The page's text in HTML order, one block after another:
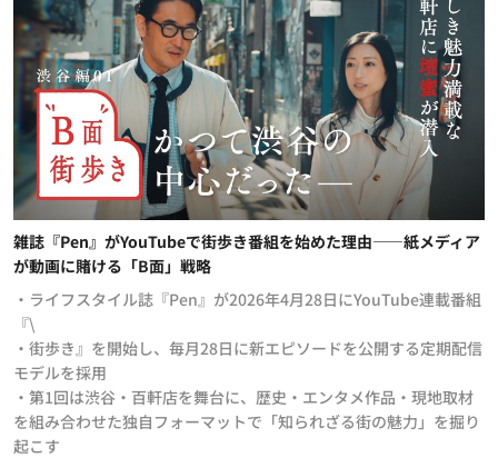
雑誌『Pen』がYouTubeで街歩き番組を始めた理由——紙メディア
が動画に賭ける「B面」戦略
・ライフスタイル誌『Pen』が2026年4月28日にYouTube連載番組
『\
・街歩き』を開始し、毎月28日に新エピソードを公開する定期配信
モデルを採用
・第1回は渋谷・百軒店を舞台に、歴史・エンタメ作品・現地取材
を組み合わせた独自フォーマットで「知られざる街の魅力」を掘り
起こす